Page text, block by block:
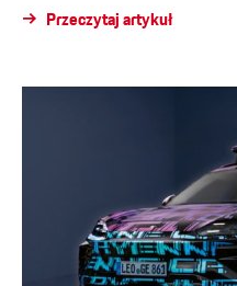
Przeczytaj artykuł